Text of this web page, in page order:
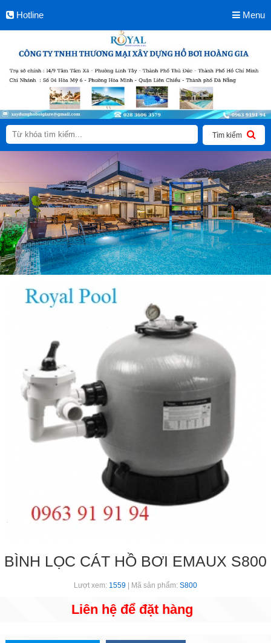
Hotline Menu
Tìm kiếm
​​BÌNH LỌC CÁT HỒ BƠI EMAUX S800
Lượt xem: 1559 | Mã sản phẩm: S800
Liên hệ để đặt hàng